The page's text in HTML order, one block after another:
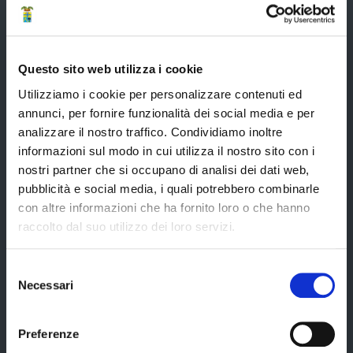
Questo sito web utilizza i cookie
Utilizziamo i cookie per personalizzare contenuti ed
annunci, per fornire funzionalità dei social media e per
analizzare il nostro traffico. Condividiamo inoltre
informazioni sul modo in cui utilizza il nostro sito con i
nostri partner che si occupano di analisi dei dati web,
pubblicità e social media, i quali potrebbero combinarle
con altre informazioni che ha fornito loro o che hanno
raccolto dal suo utilizzo dei loro servizi.
delNecessari
Preferenze
Elezioni del Presidente della Provincia del 28/01/2023
Elezioni provinciali – Archivio
Atti generali
Uffici e orari
Trasparenza – anticorruzione
CUG – Comitato Unico di Garanzia per le Pari Opportunità
Certificazione di qualità
Servizi
Servizi online